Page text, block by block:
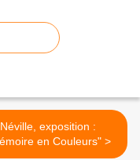
Néville, exposition :
"Mémoire en Couleurs" >